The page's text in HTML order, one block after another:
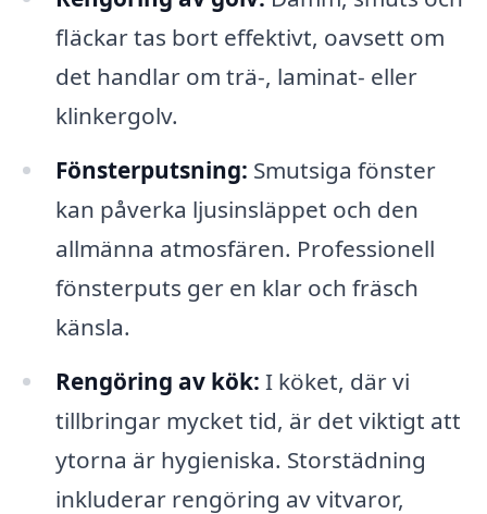
fläckar tas bort effektivt, oavsett om
det handlar om trä-, laminat- eller
klinkergolv.
Fönsterputsning: Smutsiga fönster
kan påverka ljusinsläppet och den
allmänna atmosfären. Professionell
fönsterputs ger en klar och fräsch
känsla.
Rengöring av kök: I köket, där vi
tillbringar mycket tid, är det viktigt att
ytorna är hygieniska. Storstädning
inkluderar rengöring av vitvaror,